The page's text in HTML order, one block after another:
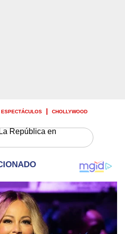
ESPECTÁCULOS CHOLLYWOOD
República en